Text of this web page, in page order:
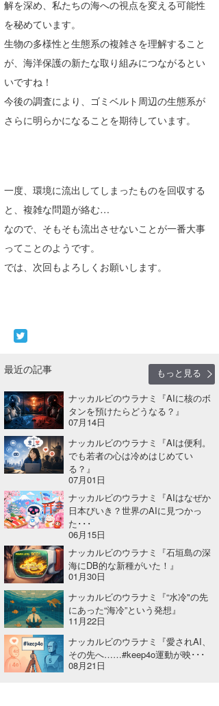
解を深め、私たちの海への視点を変える可能性
を秘めています。
生物の多様性と生態系の複雑さを理解すること
が、海洋保護の新たな取り組みにつながるとい
いですね！
今後の調査により、ゴミベルト周辺の生態系が
さらに明らかになることを期待しています。
一度、環境に流出してしまったものを回収する
と、複雑な問題が絡む…
なので、そもそも流出させないことが一番大事
ってことのようです。
では、次回もよろしくお願いします。
最近の記事
もっと見る
ナッカルビのウラナミ『AIに核のボ
タンを預けたらどうなる？』
07月14日
ナッカルビのウラナミ『AIは便利。
でも若者の心は冷めはじめてい
る？』
07月01日
ナッカルビのウラナミ『AIはなぜか
日本びいき？世界のAIに見つかっ
た･･･
06月15日
ナッカルビのウラナミ『石垣島の深
海にDB的な新種がいた！』
01月30日
ナッカルビのウラナミ『“水冷"の先
にあった“海冷”という発想』
11月22日
ナッカルビのウラナミ『愛されAI、
その先へ……#keep4o運動が映･･･
08月21日